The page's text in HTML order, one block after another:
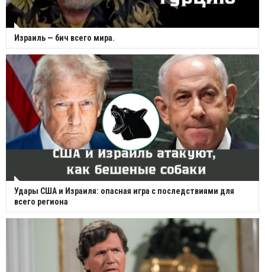
Израиль — бич всего мира.
Удары США и Израиля: опасная игра с последствиями для
всего региона